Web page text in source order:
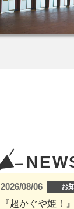
2026/08/06 お
『超かぐや姫！